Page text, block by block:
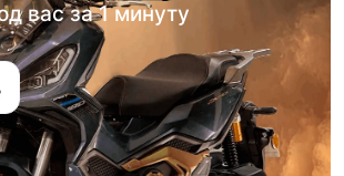
вас за 1 минуту